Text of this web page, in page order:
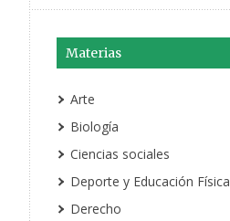
Materias
Arte
Biología
Ciencias sociales
Deporte y Educación Física
Derecho